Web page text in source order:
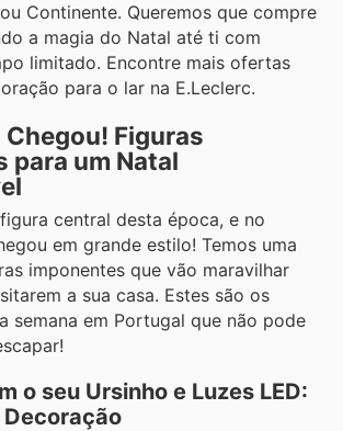
Continente. Queremos que compre
a magia do Natal até ti com
limitado. Encontre mais ofertas
para o lar na E.Leclerc.
Chegou! Figuras
para um Natal
central desta época, e no
em grande estilo! Temos uma
imponentes que vão maravilhar
a sua casa. Estes são os
semana em Portugal que não pode
o seu Ursinho e Luzes LED:
Decoração